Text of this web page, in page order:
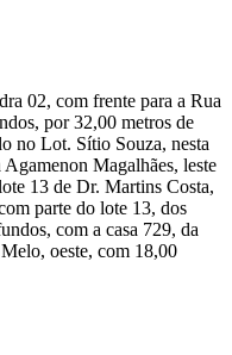
02, com frente para a Rua
por 32,00 metros de
no Lot. Sítio Souza, nesta
Magalhães, leste
13 de Dr. Martins Costa,
parte do lote 13, dos
com a casa 729, da
oeste, com 18,00